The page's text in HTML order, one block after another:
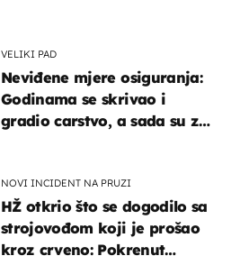
VELIKI PAD
Neviđene mjere osiguranja:
Godinama se skrivao i
gradio carstvo, a sada su za
NOVI INCIDENT NA PRUZI
HŽ otkrio što se dogodilo sa
strojovođom koji je prošao
kroz crveno: Pokrenut